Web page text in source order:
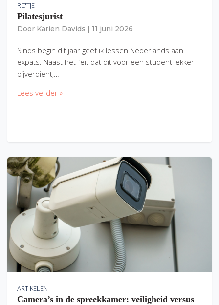
RC'TJE
Pilatesjurist
Door Karien Davids 11 juni 2026
Sinds begin dit jaar geef ik lessen Nederlands aan
expats. Naast het feit dat dit voor een student lekker
bijverdient,…
Lees verder »
ARTIKELEN
Camera’s in de spreekkamer: veiligheid versus